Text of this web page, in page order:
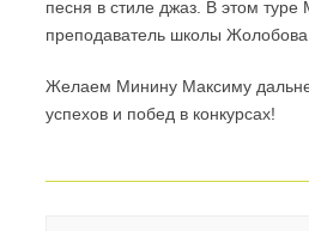
песня в стиле джаз. В этом
преподаватель школы
Желаем Минину Максиму
успехов и побед в конкурсах!